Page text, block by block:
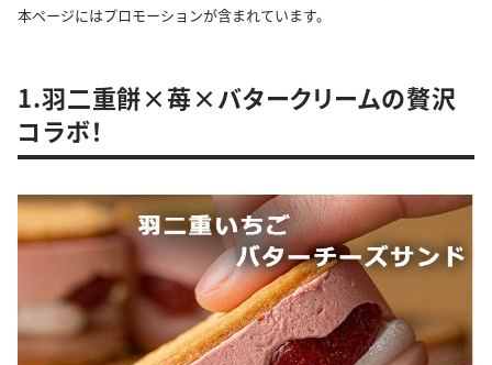
本ページにはプロモーションが含まれています。
1.羽二重餅×苺×バタークリームの贅沢
コラボ！